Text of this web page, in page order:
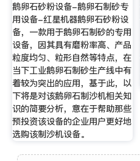
鹅卵石砂粉设备-鹅卵石制砂专
用设备-红星机器鹅卵石砂粉设
备，一款用于鹅卵石制砂的专用
设备，因其具有磨粉率高、产品
粒度均匀、粒形自然等特点，在
当下工业鹅卵石制砂生产线中有
着较为突出的应用，基于此，以
下将是对该鹅卵石制沙机相关知
识的简要分析，意在于帮助那些
预投资该设备的企业用户更好地
选购该制沙机设备。